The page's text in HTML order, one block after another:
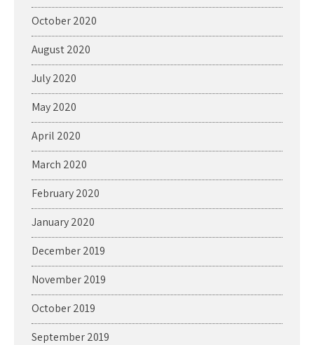
October 2020
August 2020
July 2020
May 2020
April 2020
March 2020
February 2020
January 2020
December 2019
November 2019
October 2019
September 2019